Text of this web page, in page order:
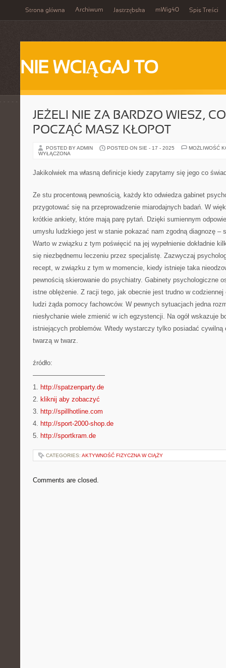
Strona główna Archiwum Jastrzębska mWig40 Spis Treści
NIE WCIĄGAJ TO
JEŻELI NIE ZA BARDZO WIESZ,
POCZĄĆ MASZ KŁOPOT
POSTED BY ADMIN POSTED ON SIE - 17 - 2025
MOŻLIWOŚĆ
WYŁĄCZONA
Jakikolwiek ma własną definicje kiedy zapytamy się jego co
Ze stu procentową pewnością, każdy kto odwiedza gabinet
przygotować się na przeprowadzenie miarodajnych badań. W
krótkie ankiety, które mają parę pytań. Dzięki sumiennym
umysłu ludzkiego jest w stanie pokazać nam zgodną diagnozę –
Warto w związku z tym poświęcić na jej wypełnienie dokładnie
się niezbędnemu leczeniu przez specjalistę. Zazwyczaj
recept, w związku z tym w momencie, kiedy istnieje taka
pewnością skierowanie do psychiatry. Gabinety psychologiczne
istne oblężenie. Z racji tego, jak obecnie jest trudno w
ludzi żąda pomocy fachowców. W pewnych sytuacjach jedna
niesłychanie wiele zmienić w ich egzystencji. Na ogół wskazuje
istniejących problemów. Wtedy wystarczy tylko posiadać cywilną
twarzą w twarz.
źródło:
———————————
1. http://spatzenparty.de
2. kliknij aby zobaczyć
3. http://spillhotline.com
4. http://sport-2000-shop.de
5. http://sportkram.de
CATEGORIES: AKTYWNOŚĆ FIZYCZNA W CIĄŻY
Comments are closed.